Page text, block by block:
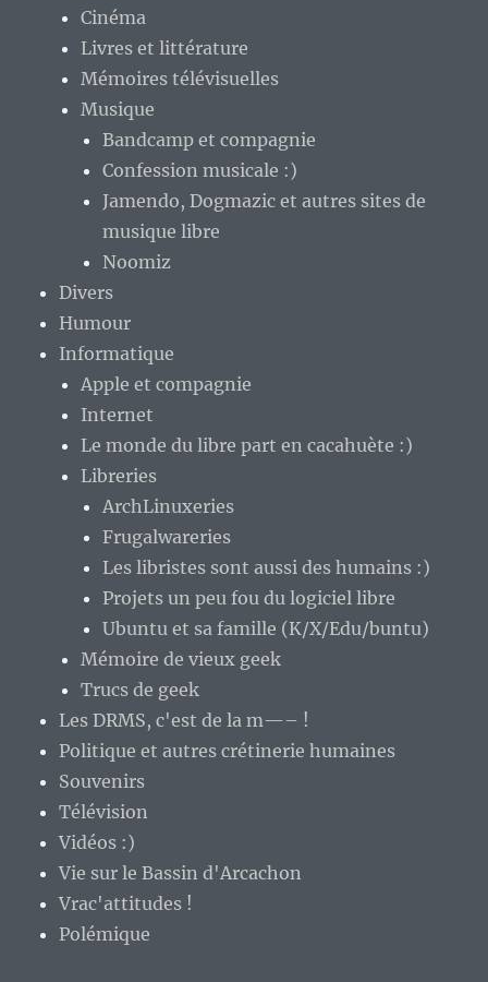
Cinéma
Livres et littérature
Mémoires télévisuelles
Musique
Bandcamp et compagnie
Confession musicale :)
Jamendo, Dogmazic et autres sites de
musique libre
Noomiz
Divers
Humour
Informatique
Apple et compagnie
Internet
Le monde du libre part en cacahuète :)
Libreries
ArchLinuxeries
Frugalwareries
Les libristes sont aussi des humains :)
Projets un peu fou du logiciel libre
Ubuntu et sa famille (K/X/Edu/buntu)
Mémoire de vieux geek
Trucs de geek
Les DRMS, c'est de la m—– !
Politique et autres crétinerie humaines
Souvenirs
Télévision
Vidéos :)
Vie sur le Bassin d'Arcachon
Vrac'attitudes !
Polémique